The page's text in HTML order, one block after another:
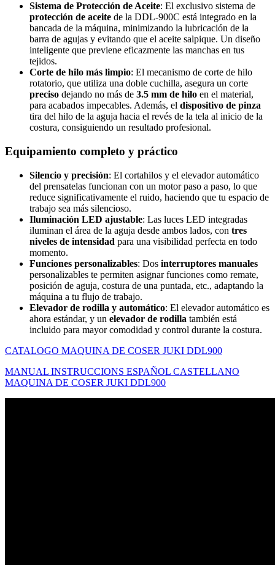
Sistema de Protección de Aceite: El exclusivo sistema de
protección de aceite de la DDL-900C está integrado en la
bancada de la máquina, minimizando la lubricación de la
barra de agujas y evitando que el aceite salpique. Un diseño
inteligente que previene eficazmente las manchas en tus
tejidos.
Corte de hilo más limpio: El mecanismo de corte de hilo
rotatorio, que utiliza una doble cuchilla, asegura un corte
preciso dejando no más de 3.5 mm de hilo en el material,
para acabados impecables. Además, el dispositivo de pinza
tira del hilo de la aguja hacia el revés de la tela al inicio de la
costura, consiguiendo un resultado profesional.
Equipamiento completo y práctico
Silencio y precisión: El cortahilos y el elevador automático
del prensatelas funcionan con un motor paso a paso, lo que
reduce significativamente el ruido, haciendo que tu espacio de
trabajo sea más silencioso.
Iluminación LED ajustable: Las luces LED integradas
iluminan el área de la aguja desde ambos lados, con tres
niveles de intensidad para una visibilidad perfecta en todo
momento.
Funciones personalizables: Dos interruptores manuales
personalizables te permiten asignar funciones como remate,
posición de aguja, costura de una puntada, etc., adaptando la
máquina a tu flujo de trabajo.
Elevador de rodilla y automático: El elevador automático es
ahora estándar, y un elevador de rodilla también está
incluido para mayor comodidad y control durante la costura.
CATALOGO MAQUINA DE COSER JUKI DDL900
MANUAL INSTRUCCIONS ESPAÑOL CASTELLANO
MAQUINA DE COSER JUKI DDL900